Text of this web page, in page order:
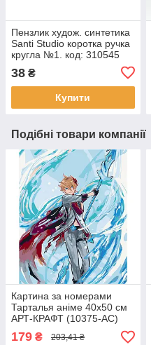
Пензлик худож. синтетика
Santi Studio коротка ручка
кругла №1. код: 310545
38 ₴
Купити
Подібні товари компанії
Картина за номерами
Тарталья аніме 40х50 см
АРТ-КРАФТ (10375-AC)
179 ₴ 203,41 ₴